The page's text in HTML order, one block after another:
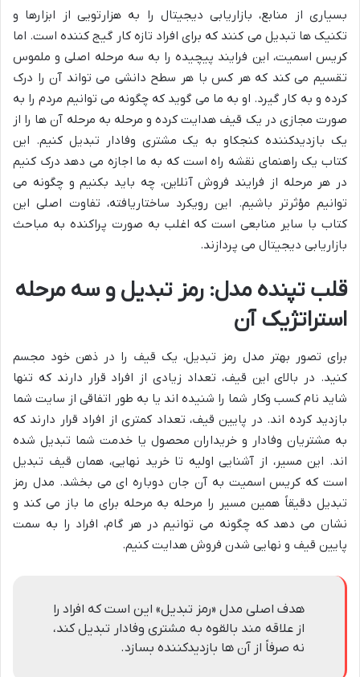
بسیاری از منابع، بازاریابی دیجیتال را به هزارتویی از ابزارها و
تکنیک ها تبدیل می کنند که برای افراد تازه کار گیج کننده است. اما
کریس اسمیت، این فرایند پیچیده را به سه مرحله اصلی و ملموس
تقسیم می کند که هر کس با هر سطح دانشی می تواند آن را درک
کرده و به کار گیرد. او به ما می گوید که چگونه می توانیم مردم را به
صورت مجازی در یک قیف هدایت کرده و مرحله به مرحله آن ها را از
یک بازدیدکننده کنجکاو به یک مشتری وفادار تبدیل کنیم. این
کتاب یک راهنمای نقشه راه است که به ما اجازه می دهد درک کنیم
در هر مرحله از فرایند فروش آنلاین، چه باید بکنیم و چگونه می
توانیم مؤثرتر باشیم. این رویکرد ساختاریافته، تفاوت اصلی این
کتاب با سایر منابعی است که اغلب به صورت پراکنده به مباحث
بازاریابی دیجیتال می پردازند.
قلب تپنده مدل: رمز تبدیل و سه مرحله
استراتژیک آن
برای تصور بهتر مدل رمز تبدیل، یک قیف را در ذهن خود مجسم
کنید. در بالای این قیف، تعداد زیادی از افراد قرار دارند که تنها
شاید نام کسب وکار شما را شنیده اند یا به طور اتفاقی از سایت شما
بازدید کرده اند. در پایین قیف، تعداد کمتری از افراد قرار دارند که
به مشتریان وفادار و خریداران محصول یا خدمت شما تبدیل شده
اند. این مسیر، از آشنایی اولیه تا خرید نهایی، همان قیف تبدیل
است که کریس اسمیت به آن جان دوباره ای می بخشد. مدل رمز
تبدیل دقیقاً همین مسیر را مرحله به مرحله برای ما باز می کند و
نشان می دهد که چگونه می توانیم در هر گام، افراد را به سمت
پایین قیف و نهایی شدن فروش هدایت کنیم.
هدف اصلی مدل «رمز تبدیل» این است که افراد را
از علاقه مند بالقوه به مشتری وفادار تبدیل کند،
نه صرفاً از آن ها بازدیدکننده بسازد.